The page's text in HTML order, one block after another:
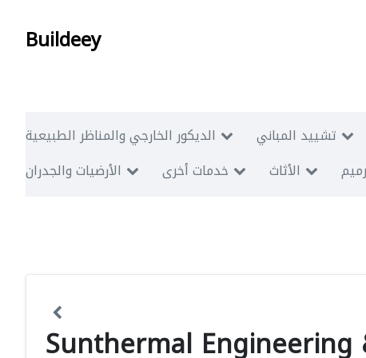
Buildeey
الديكور الخارجي والمناظر الطبيعية تشييد المباني
الأرضيات والجدران
خدمات أخرى الأثاث
Sunthermal